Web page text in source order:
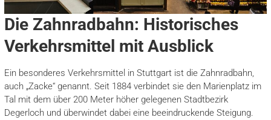
Die Zahnradbahn: Historisches
Verkehrsmittel mit Ausblick
Ein besonderes Verkehrsmittel in Stuttgart ist die Zahnradbahn,
auch „Zacke“ genannt. Seit 1884 verbindet sie den Marienplatz im
Tal mit dem über 200 Meter höher gelegenen Stadtbezirk
Degerloch und überwindet dabei eine beeindruckende Steigung.